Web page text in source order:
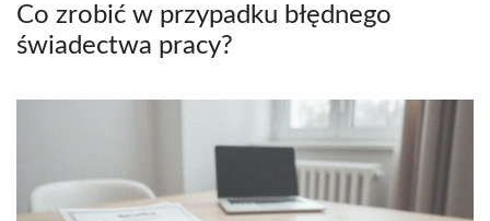
Co zrobić w przypadku błędnego
świadectwa pracy?